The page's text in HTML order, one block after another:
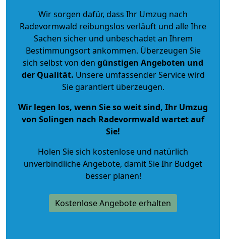
Wir sorgen dafür, dass Ihr Umzug nach
Radevormwald reibungslos verläuft und alle Ihre
Sachen sicher und unbeschadet an Ihrem
Bestimmungsort ankommen. Überzeugen Sie
sich selbst von den günstigen Angeboten und
der Qualität. Unsere umfassender Service wird
Sie garantiert überzeugen.
Wir legen los, wenn Sie so weit sind, Ihr Umzug
von Solingen nach Radevormwald wartet auf
Sie!
Holen Sie sich kostenlose und natürlich
unverbindliche Angebote, damit Sie Ihr Budget
besser planen!
Kostenlose Angebote erhalten